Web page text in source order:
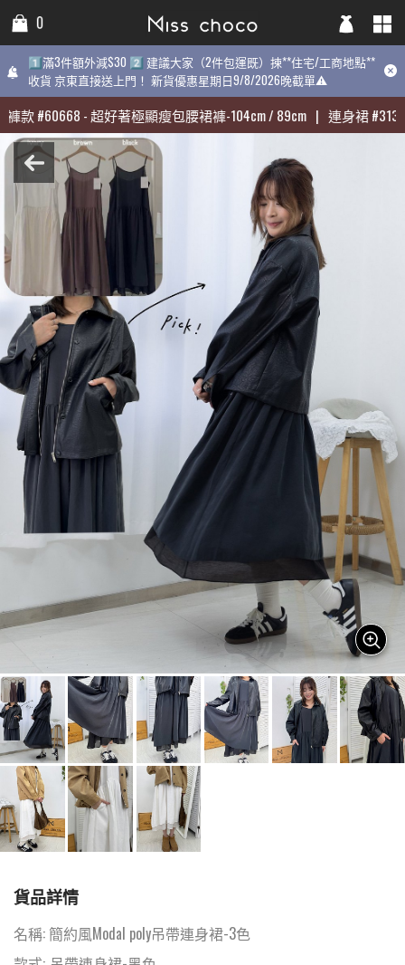
0
1️⃣滿3件額外減$30 2️⃣ 建議大家（2件包運既）揀**住宅/工商地點**
收貨 京東直接送上門！ 新貨優惠星期日9/8/2026晚截單⚠️
款#60668-超好著極顯瘦包腰裙褲-104cm / 89cm | 連身裙#31398
0
1️⃣滿3件額外減$30 2️⃣ 建議大家（2件包運既）揀**住宅/工商地點**
收貨 京東直接送上門！ 新貨優惠星期日9/8/2026晚截單⚠️
款#60668-超好著極顯瘦包腰裙褲-104cm / 89cm | 連身裙#31398
1️⃣滿3件額外減$30 2️⃣ 建議大家（2件包運既）揀**住宅/工商地點**
9/8/2026晚截單⚠️
熱賣: 褲款#60668-超好著極顯瘦包腰裙褲-104cm / 89cm | 連身裙
貨品詳情
名稱: 簡約風Modal poly吊帶連身裙-3色